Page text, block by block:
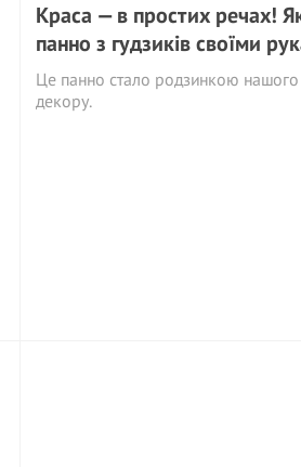
Краса — в простих речах!
панно з гудзиків своїми
Це панно стало родзинкою
декору.